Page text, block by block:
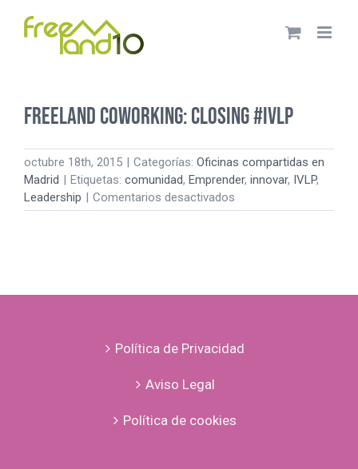
Freeland Coworking: Closing #IVLP
octubre 18th, 2015 | Categorías: Oficinas compartidas en
Madrid | Etiquetas: comunidad, Emprender, innovar, IVLP,
Leadership | Comentarios desactivados
Freeland
Política de Privacidad
Aviso Legal
Política de cookies